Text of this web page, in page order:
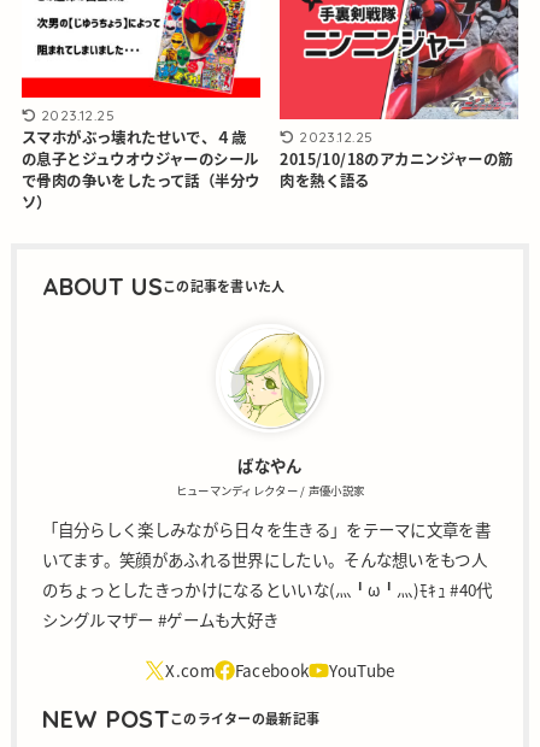
2023.12.25
スマホがぶっ壊れたせいで、４歳
の息子とジュウオウジャーのシール
で骨肉の争いをしたって話（半分ウ
ソ）
2023.12.25
2015/10/18のアカニンジャーの筋
肉を熱く語る
ABOUT US
ばなやん
ヒューマンディレクター / 声優小説家
「自分らしく楽しみながら日々を生きる」をテーマに文章を書
いてます。笑顔があふれる世界にしたい。そんな想いをもつ人
のちょっとしたきっかけになるといいな(灬╹ω╹灬)ﾓｷｭ #40代
シングルマザー #ゲームも大好き
NEW POST